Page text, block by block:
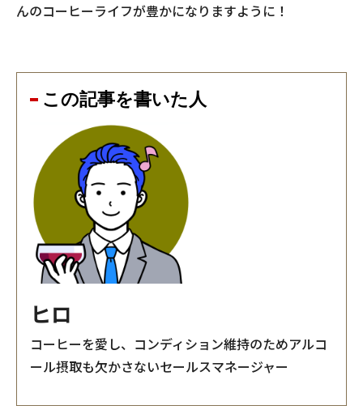
んのコーヒーライフが豊かになりますように！
この記事を書いた人
ヒロ
コーヒーを愛し、コンディション維持のためアルコ
ール摂取も欠かさないセールスマネージャー